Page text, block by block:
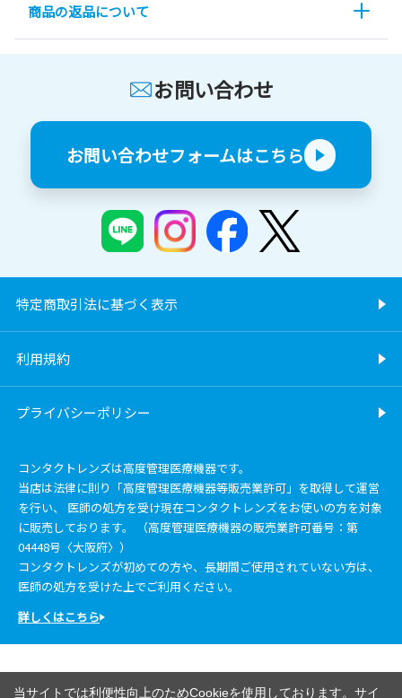
商品の返品について
お問い合わせ
お問い合わせフォームはこちら
特定商取引法に基づく表示
利用規約
プライバシーポリシー
コンタクトレンズは高度管理医療機器です。
当店は法律に則り「高度管理医療機器等販売業許可」を取得して運営
を行い、 医師の処方を受け現在コンタクトレンズをお使いの方を対象
に販売しております。 （高度管理医療機器の販売業許可番号：第
04448号〈大阪府〉）
コンタクトレンズが初めての方や、長期間ご使用されていない方は、
医師の処方を受けた上でご利用ください。
詳しくはこちら
当サイトでは利便性向上のためCookieを使用しております。サイ